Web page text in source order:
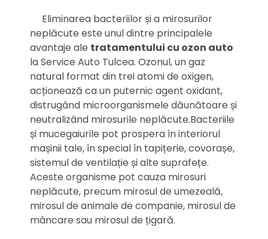
Eliminarea bacteriilor și a mirosurilor
neplăcute este unul dintre principalele
avantaje ale tratamentului cu ozon auto
la Service Auto Tulcea. Ozonul, un gaz
natural format din trei atomi de oxigen,
acționează ca un puternic agent oxidant,
distrugând microorganismele dăunătoare și
neutralizând mirosurile neplăcute.Bacteriile
și mucegaiurile pot prospera în interiorul
mașinii tale, în special în tapițerie, covorașe,
sistemul de ventilație și alte suprafețe.
Aceste organisme pot cauza mirosuri
neplăcute, precum mirosul de umezeală,
mirosul de animale de companie, mirosul de
mâncare sau mirosul de țigară.